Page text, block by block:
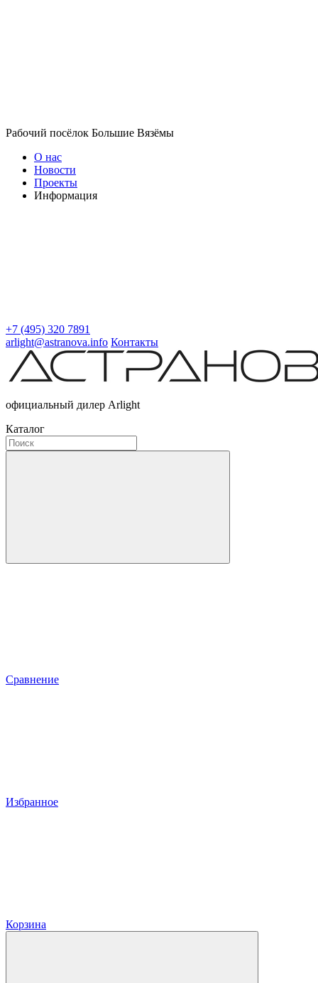
Рабочий посёлок Большие Вязёмы
О нас
Новости
Проекты
Информация
+7 (495) 320 7891
arlight@astranova.info Контакты
официальный дилер Arlight
Каталог
Сравнение
Избранное
Корзина